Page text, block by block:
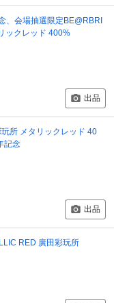
、会場抽選限定BE@RBRI
ックレッド 400%
出品
所 メタリックレッド 40
記念
出品
RED 廣田彩玩所